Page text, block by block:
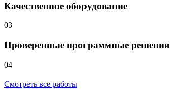
Качественное оборудование
03
Проверенные программные решения
04
Смотреть все работы